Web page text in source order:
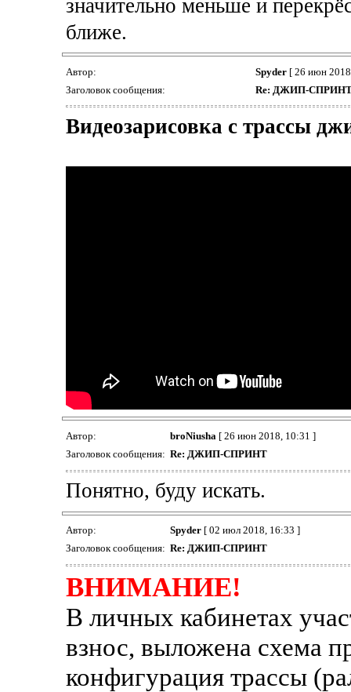
значительно меньше и
ближе.
Автор: Spyder[ 26 июн
Заголовок сообщения:
Re: ДЖИП-
Видеозарисовка с трассы
Автор: broNiusha [ 26 июн 2018, 10:31 ]
Заголовок сообщения: Re: ДЖИП-СПРИНТ
Понятно, буду искать.
Автор: Spyder[ 02 июл 2018, 16:33 ]
Заголовок сообщения: Re: ДЖИП-СПРИНТ
ВНИМАНИЕ!
В личных кабинетах
взнос, выложена схема
конфигурация трассы